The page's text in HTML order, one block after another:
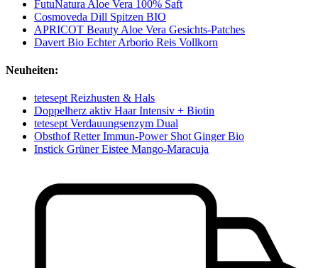
FutuNatura Aloe Vera 100% Saft
Cosmoveda Dill Spitzen BIO
APRICOT Beauty Aloe Vera Gesichts‑Patches
Davert Bio Echter Arborio Reis Vollkorn
Neuheiten:
tetesept Reizhusten & Hals
Doppelherz aktiv Haar Intensiv + Biotin
tetesept Verdauungsenzym Dual
Obsthof Retter Immun-Power Shot Ginger Bio
Instick Grüner Eistee Mango-Maracuja